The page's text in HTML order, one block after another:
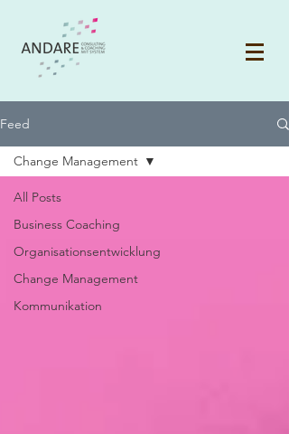
Feed
All Posts
Business Coaching
Organisationsentwicklung
Change Management
Kommunikation
Change Management